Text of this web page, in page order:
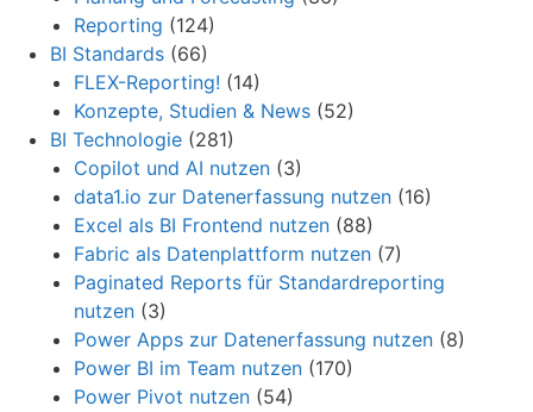
Reporting (124)
BI Standards (66)
FLEX-Reporting! (14)
Konzepte, Studien & News (52)
BI Technologie (281)
Copilot und AI nutzen (3)
data1.io zur Datenerfassung nutzen (16)
Excel als BI Frontend nutzen (88)
Fabric als Datenplattform nutzen (7)
Paginated Reports für Standardreporting
nutzen (3)
Power Apps zur Datenerfassung nutzen (8)
Power BI im Team nutzen (170)
Power Pivot nutzen (54)